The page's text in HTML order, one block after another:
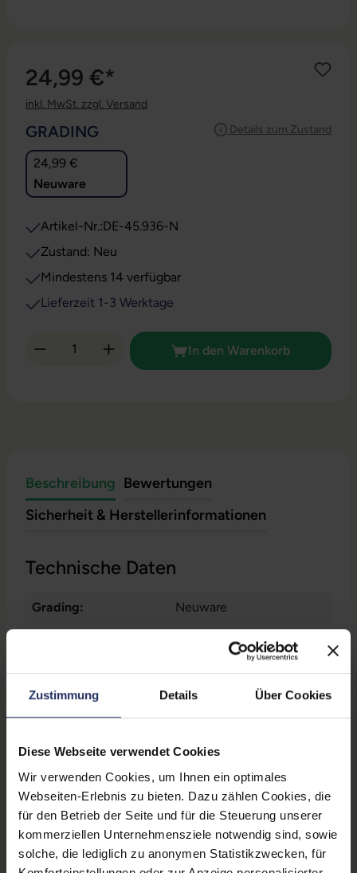
Zustimmung Details Über Cookies
Diese Webseite verwendet Cookies
Wir verwenden Cookies, um Ihnen ein optimales
Webseiten-Erlebnis zu bieten. Dazu zählen Cookies, die
für den Betrieb der Seite und für die Steuerung unserer
kommerziellen Unternehmensziele notwendig sind, sowie
solche, die lediglich zu anonymen Statistikzwecken, für
24,99 €*
inkl. MwSt. zzgl. Versand
Details zum Zustand
GRADING
24,99 €
Neuware
Artikel-Nr.:DE-45.936-N
Zustand: Neu
Mindestens 14 verfügbar
Lieferzeit 1-3 Werktage
Produkt Anzahl: Gib den gewünschten
In den Warenkorb
Beschreibung Bewertungen
Sicherheit & Herstellerinformationen
Technische Daten
Grading: Neuware
Produkttyp: USB-C Hub
Material: Aluminium
Anschluss A: 1x USB-C
Farbe: Schwarz
Partnerprogramm: Nein